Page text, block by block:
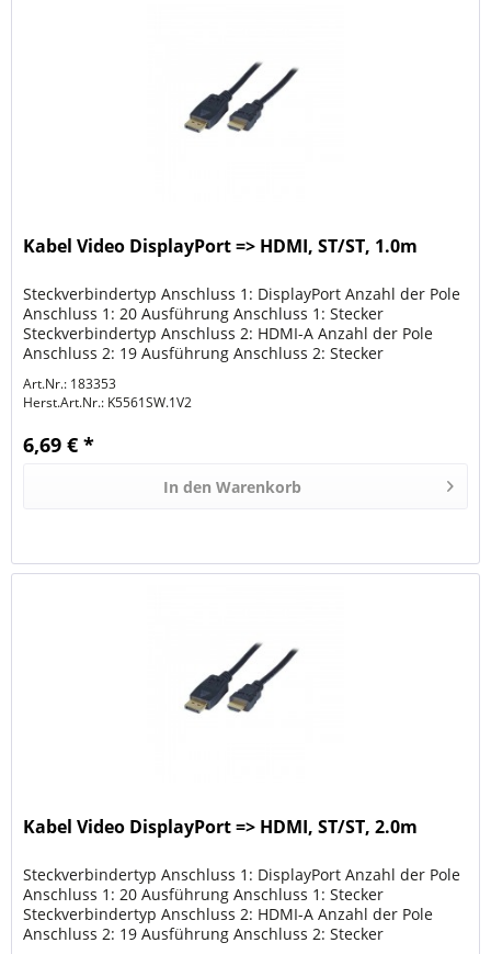
Kabel Video DisplayPort => HDMI, ST/ST, 1.0m
Steckverbindertyp Anschluss 1: DisplayPort Anzahl der Pole
Anschluss 1: 20 Ausführung Anschluss 1: Stecker
Steckverbindertyp Anschluss 2: HDMI-A Anzahl der Pole
Anschluss 2: 19 Ausführung Anschluss 2: Stecker
Art.Nr.: 183353
Herst.Art.Nr.: K5561SW.1V2
6,69 € *
In den Warenkorb
Kabel Video DisplayPort => HDMI, ST/ST, 2.0m
Steckverbindertyp Anschluss 1: DisplayPort Anzahl der Pole
Anschluss 1: 20 Ausführung Anschluss 1: Stecker
Steckverbindertyp Anschluss 2: HDMI-A Anzahl der Pole
Anschluss 2: 19 Ausführung Anschluss 2: Stecker